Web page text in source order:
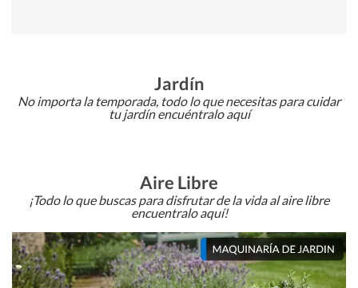
Jardín
No importa la temporada, todo lo que necesitas para cuidar
tu jardín encuéntralo aquí
Aire Libre
¡Todo lo que buscas para disfrutar de la vida al aire libre
encuentralo aquí!